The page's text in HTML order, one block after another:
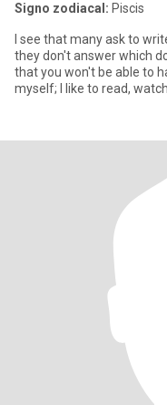
Signo zodiacal: Piscis
I see that many ask to
they don't answer which
that you won't be able to
myself; I like to read,